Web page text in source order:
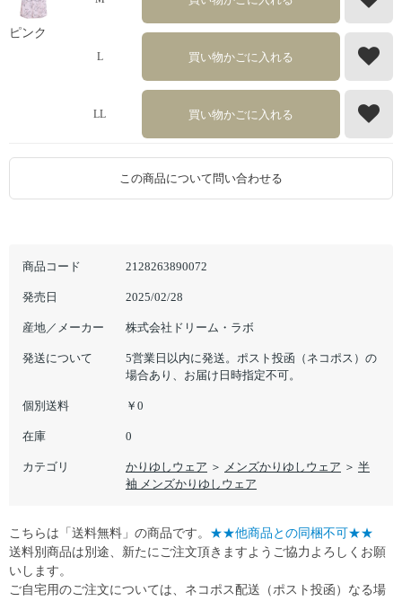
商品コード 2128263890072
発売日 2025/02/28
産地／メーカー 株式会社ドリーム・ラボ
発送について
5営業日以内に発送。ポスト投函（ネコポス）の
場合あり、お届け日時指定不可。
個別送料 ￥0
在庫 0
カテゴリ かりゆしウェア ＞ メンズかりゆしウェア ＞ 半
袖 メンズかりゆしウェア
ピンク
L 買い物かごに入れる
LL 買い物かごに入れる
この商品について問い合わせる
こちらは「送料無料」の商品です。 ★★他商品との同梱不可★★
送料別商品は別途、新たにご注文頂きますようご協力よろしくお願
いします。
ご自宅用のご注文については、ネコポス配送（ポスト投函）なる場